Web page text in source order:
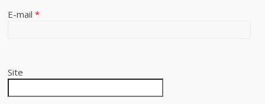
E-mail*
Site